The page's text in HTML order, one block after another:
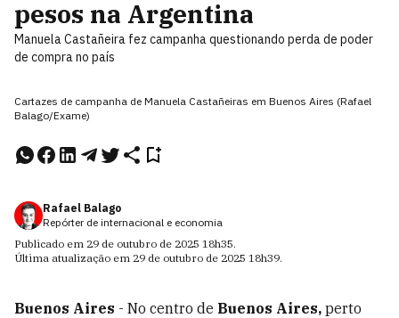
pesos na Argentina
Manuela Castañeira fez campanha questionando perda de poder
de compra no país
Cartazes de campanha de Manuela Castañeiras em Buenos Aires (Rafael
Balago/Exame)
Rafael Balago
Repórter de internacional e economia
Publicado em 29 de outubro de 2025 18h35.
Última atualização em 29 de outubro de 2025 18h39.
Buenos Aires - No centro de Buenos Aires, perto